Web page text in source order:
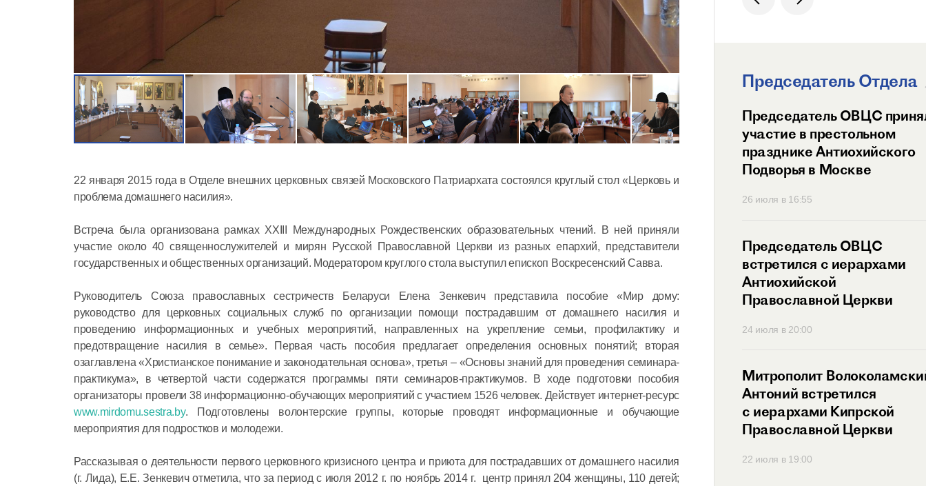
22 января 2015 года в Отделе внешних церковных связей Московского Патриархата состоялся круглый стол «Церковь и
проблема домашнего насилия».
Встреча была организована рамках ХХIII Международных Рождественских образовательных чтений. В ней приняли
участие около 40 священнослужителей и мирян Русской Православной Церкви из разных епархий, представители
государственных и общественных организаций. Модератором круглого стола выступил епископ Воскресенский Савва.
Руководитель Союза православных сестричеств Беларуси Елена Зенкевич представила пособие «Мир дому:
руководство для церковных социальных служб по организации помощи пострадавшим от домашнего насилия и
проведению информационных и учебных мероприятий, направленных на укрепление семьи, профилактику и
предотвращение насилия в семье». Первая часть пособия предлагает определения основных понятий; вторая
озаглавлена «Христианское понимание и законодательная основа», третья – «Основы знаний для проведения семинара-
практикума», в четвертой части содержатся программы пяти семинаров-практикумов. В ходе подготовки пособия
организаторы провели 38 информационно-обучающих мероприятий с участием 1526 человек. Действует интернет-ресурс
www.mirdomu.sestra.by. Подготовлены волонтерские группы, которые проводят информационные и обучающие
мероприятия для подростков и молодежи.
Рассказывая о деятельности первого церковного кризисного центра и приюта для пострадавших от домашнего насилия
(г. Лида), Е.Е. Зенкевич отметила, что за период с июля 2012 г. по ноябрь 2014 г. центр принял 204 женщины, 110 детей;
Председатель Отдела
Митрополит Волоколамский
Антоний возглавил
Сербской Православной
Председатель ОВЦС провел
встречу с представителем
Ордена в России
08 июля в 12:30
Митрополит Антоний
встретился с Генеральным
секретарем
языку
06 июля в 12:00
Председатель ОВЦС
участие в престольном
празднике Антиохийского
Подворья в Москве
26 июля в 16:55
Председатель ОВЦС
встретился с иерархами
Антиохийской
Православной Церкви
24 июля в 20:00
Митрополит
Антоний встретился
с иерархами Кипрской
Православной Церкви
22 июля в 19:00